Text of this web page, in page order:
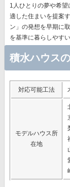
1人ひとりの夢や希
適した住まいを提案
ン」の発想を早期に
を基準に暮らしやす
積水ハウス
対応可能工法
モデルハウス所
在地